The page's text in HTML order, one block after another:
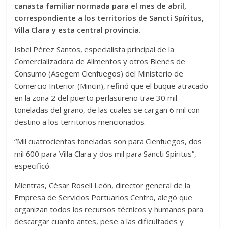
canasta familiar normada para el mes de abril,
correspondiente a los territorios de Sancti Spíritus,
Villa Clara y esta central provincia.
Isbel Pérez Santos, especialista principal de la
Comercializadora de Alimentos y otros Bienes de
Consumo (Asegem Cienfuegos) del Ministerio de
Comercio Interior (Mincin), refirió que el buque atracado
en la zona 2 del puerto perlasureño trae 30 mil
toneladas del grano, de las cuales se cargan 6 mil con
destino a los territorios mencionados.
“Mil cuatrocientas toneladas son para Cienfuegos, dos
mil 600 para Villa Clara y dos mil para Sancti Spíritus”,
especificó.
Mientras, César Rosell León, director general de la
Empresa de Servicios Portuarios Centro, alegó que
organizan todos los recursos técnicos y humanos para
descargar cuanto antes, pese a las dificultades y